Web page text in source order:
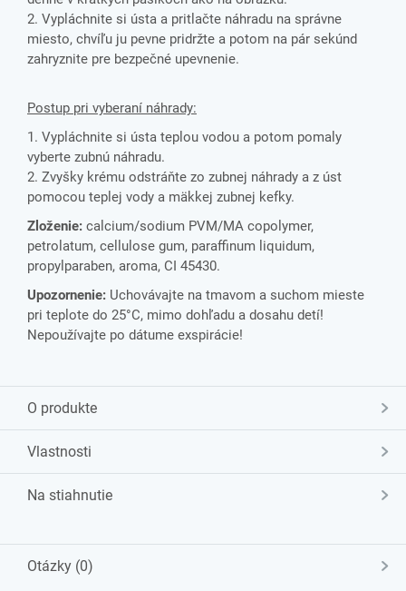
2. Vypláchnite si ústa a pritlačte náhradu na správne
miesto, chvíľu ju pevne pridržte a potom na pár sekúnd
zahryznite pre bezpečné upevnenie.
Postup pri vyberaní náhrady:
1. Vypláchnite si ústa teplou vodou a potom pomaly
vyberte zubnú náhradu.
2. Zvyšky krému odstráňte zo zubnej náhrady a z úst
pomocou teplej vody a mäkkej zubnej kefky.
Zloženie: calcium/sodium PVM/MA copolymer,
petrolatum, cellulose gum, paraffinum liquidum,
propylparaben, aroma, CI 45430.
Upozornenie: Uchovávajte na tmavom a suchom mieste
pri teplote do 25°C, mimo dohľadu a dosahu detí!
Nepoužívajte po dátume exspirácie!
O produkte
Vlastnosti
Na stiahnutie
Otázky (0)